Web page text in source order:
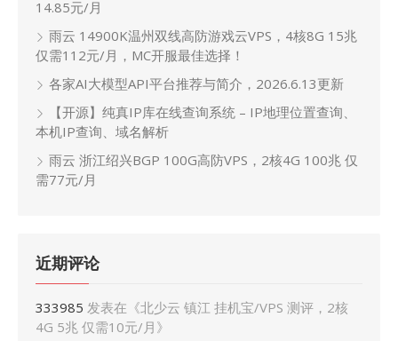
14.85元/月
雨云 14900K温州双线高防游戏云VPS，4核8G 15兆
仅需112元/月，MC开服最佳选择！
各家AI大模型API平台推荐与简介，2026.6.13更新
【开源】纯真IP库在线查询系统 – IP地理位置查询、
本机IP查询、域名解析
雨云 浙江绍兴BGP 100G高防VPS，2核4G 100兆 仅
需77元/月
近期评论
333985 发表在《北少云 镇江 挂机宝/VPS 测评，2核
4G 5兆 仅需10元/月 》